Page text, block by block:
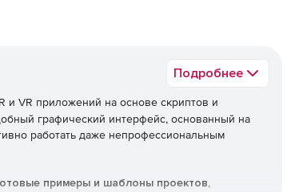
Подробнее
и VR приложений на основе скриптов и
графический интерфейс, основанный на
работать даже непрофессиональным
примеры и шаблоны проектов,